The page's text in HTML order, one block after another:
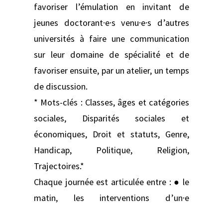
favoriser l’émulation en invitant de
jeunes doctorant·e·s venu·e·s d’autres
universités à faire une communication
sur leur domaine de spécialité et de
favoriser ensuite, par un atelier, un temps
de discussion.
* Mots-clés : Classes, âges et catégories
sociales, Disparités sociales et
économiques, Droit et statuts, Genre,
Handicap, Politique, Religion,
Trajectoires.*
Chaque journée est articulée entre : ● le
matin, les interventions d’un·e